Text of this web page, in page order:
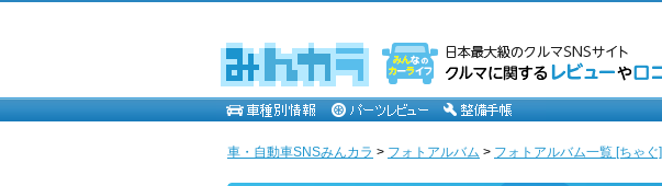
車・自動車SNSみんカラ > フォトアルバム > フォトアルバム一覧 [ちゃぐ]